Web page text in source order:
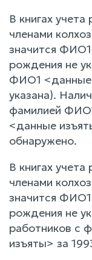
В книгах
членами
значится
рождения не
ФИО1 <данные
указана).
фамилией
<данные
обнаружено.
В книгах
членами
значится
рождения не
работников с
изъяты> за